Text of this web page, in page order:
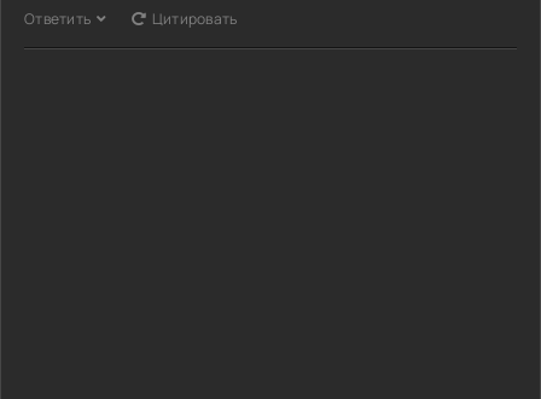
Ответить Цитировать